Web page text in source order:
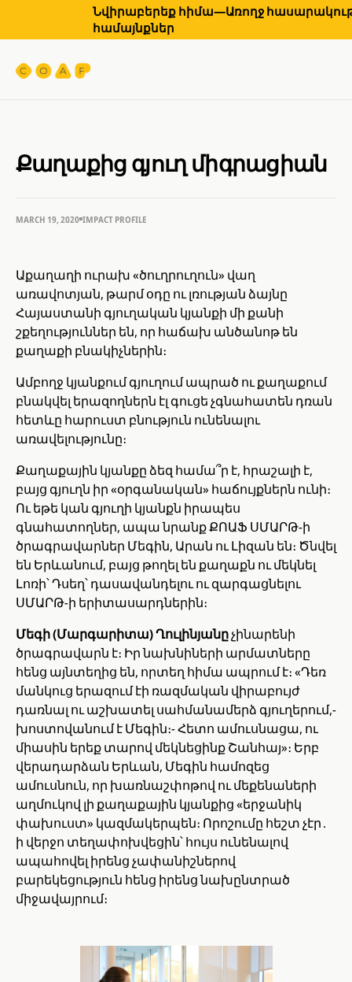
Նվիրաբերեք հիմա—Առողջ
համայնքներ
Քաղաքից գյուղ միգրացիան
MARCH 19, 2020 IMPACT PROFILE
Աքաղաղի ուրախ «ծուղրուղուն» վաղ
առավոտյան, թարմ օդը ու լռության ձայնը
Հայաստանի գյուղական կյանքի մի քանի
շքեղություններ են, որ հաճախ անծանոթ են
քաղաքի բնակիչներին։
Ամբողջ կյանքում գյուղում ապրած ու քաղաքում
բնակվել երազողներն էլ գուցե չգնահատեն դռան
հետևը հարուստ բնություն ունենալու
առավելությունը։
Քաղաքային կյանքը ձեզ համա՞ր է, հրաշալի է,
բայց գյուղն իր «օրգանական» հաճույքներն ունի։
Ու եթե կան գյուղի կյանքն իրապես
գնահատողներ, ապա նրանք ՔՈԱՖ ՍՄԱՐԹ-ի
ծրագրավարներ Մեգին, Արան ու Լիզան են։ Ծնվել
են Երևանում, բայց թողել են քաղաքն ու մեկնել
Լոռի՝ Դսեղ՝ դասավանդելու ու զարգացնելու
ՍՄԱՐԹ-ի երիտասարդներին։
Մեգի (Մարգարիտա) Ղուլինյանըչինարենի
ծրագրավարն է։ Իր նախնիների արմատները
հենց այնտեղից են, որտեղ հիմա ապրում է։ «Դեռ
մանկուց երազում էի ռազմական վիրաբույժ
դառնալ ու աշխատել սահմանամերձ գյուղերում,-
խոստովանում է Մեգին։- Հետո ամուսնացա, ու
միասին երեք տարով մեկնեցինք Շանհայ»։ Երբ
վերադարձան Երևան, Մեգին համոզեց
ամուսնուն, որ խառնաշփոթով ու մեքենաների
աղմուկով լի քաղաքային կյանքից «երջանիկ
փախուստ» կազմակերպեն։ Որոշումը հեշտ չէր․
ի վերջո տեղափոխվեցին՝ հույս ունենալով
ապահովել իրենց չափանիշներով
բարեկեցություն հենց իրենց նախընտրած
միջավայրում։